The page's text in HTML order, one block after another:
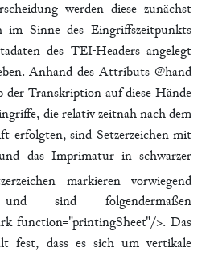
werden diese zunächst
im Sinne des Eingriffszeitpunkts
des TEI-Headers angelegt
Anhand des Attributs @hand
der Transkription auf diese Hände
die relativ zeitnah nach dem
erfolgten, sind Setzerzeichen mit
das Imprimatur in schwarzer
markieren vorwiegend
und sind folgendermaßen
function="printingSheet"/>. Das
fest, dass es sich um vertikale